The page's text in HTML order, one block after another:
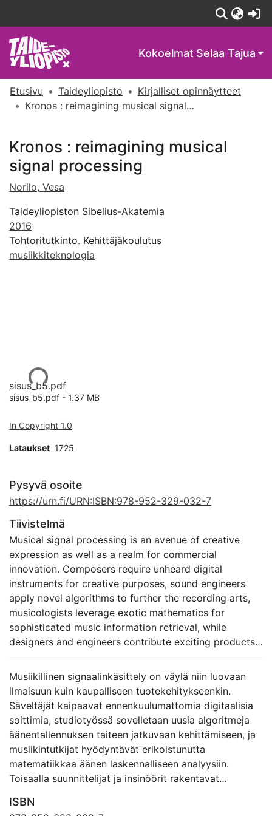
Kokoelmat Selaa Tajua
Etusivu Taideyliopisto
Kirjalliset opinnäytteet
Kronos : reimagining musical signal processing
Kronos : reimagining musical
signal processing
Norilo, Vesa
Taideyliopiston Sibelius-Akatemia
2016
Tohtoritutkinto. Kehittäjäkoulutus
musiikkiteknologia
Ladataan...
sisus_b5.pdf
sisus_b5.pdf - 1.37 MB
In Copyright 1.0
Lataukset 1725
Pysyvä osoite
https://urn.fi/URN:ISBN:978-952-329-032-7
Tiivistelmä
Musical signal processing is an avenue of creative
expression as well as a realm for commercial
innovation. Composers require unheard digital
instruments for creative purposes, sound engineers
apply novel algorithms to further the recording arts,
musicologists leverage exotic mathematics for
sophisticated music information retrieval, while
designers and engineers contribute exciting products
to the vibrant scene of amateurs and autodidacts.
Signal processor design is luthiery in the digital age.
Design of signal processors by musicians is a topic
that has attracted a lot of research since the seminal
MUSIC III in the 1960s. The activity in this field
suggests that the related questions are not
satisfactorily resolved. This study presents Kronos, a
programming language based on the paradigms of
metaprogramming and reactive multirate systems,
aimed for expressive, streamlined description of
digital musical instruments and sonic transformations.
Musiikillinen signaalinkäsittely on väylä niin luovaan
ilmaisuun kuin kaupalliseen tuotekehitykseenkin.
Säveltäjät kaipaavat ennenkuulumattomia digitaalisia
soittimia, studiotyössä sovelletaan uusia algoritmeja
äänentallennuksen taiteen jatkuvaan kehittämiseen, ja
musiikintutkijat hyödyntävät erikoistunutta
matematiikkaa äänen laskennalliseen analyysiin.
Toisaalla suunnittelijat ja insinöörit rakentavat
musiikinharrastajien ja itseoppineiden joukolle.
ISBN